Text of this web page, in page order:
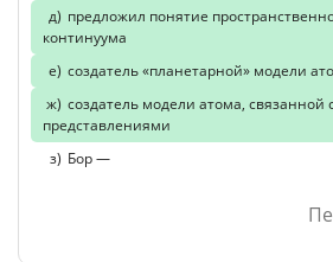
предложил понятие
континуума
создатель «планетарной» модели
создатель модели атома, связанной
представлениями
Бор —